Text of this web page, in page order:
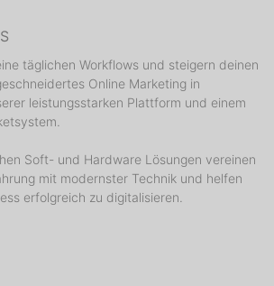
täglichen Workflows und steigern deinen
Online Marketing in
leistungsstarken Plattform und einem
Soft- und Hardware Lösungen vereinen
mit modernster Technik und helfen
erfolgreich zu digitalisieren.